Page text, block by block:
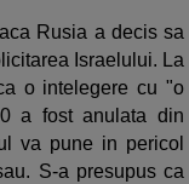
Rusia a decis sa
Israelului. La
o intelegere cu "o
a fost anulata din
va pune in pericol
S-a presupus ca